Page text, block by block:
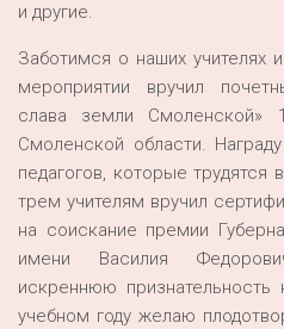
и другие.
Заботимся о наших учителях
мероприятии вручил
слава земли Смоленской»
Смоленской области.
педагогов, которые
трем учителям вручил
на соискание премии
имени Василия
искреннюю
учебном году желаю